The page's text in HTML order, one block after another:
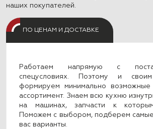
наших покупателей.
ПО ЦЕНАМ И ДОСТАВКЕ
Работаем напрямую с
спецусловиях. Поэтому и своим
формируем минимально
ассортимент. Знаем всю кухню
на машинах, запчасти к
Поможем с выбором, подберем
вас варианты.